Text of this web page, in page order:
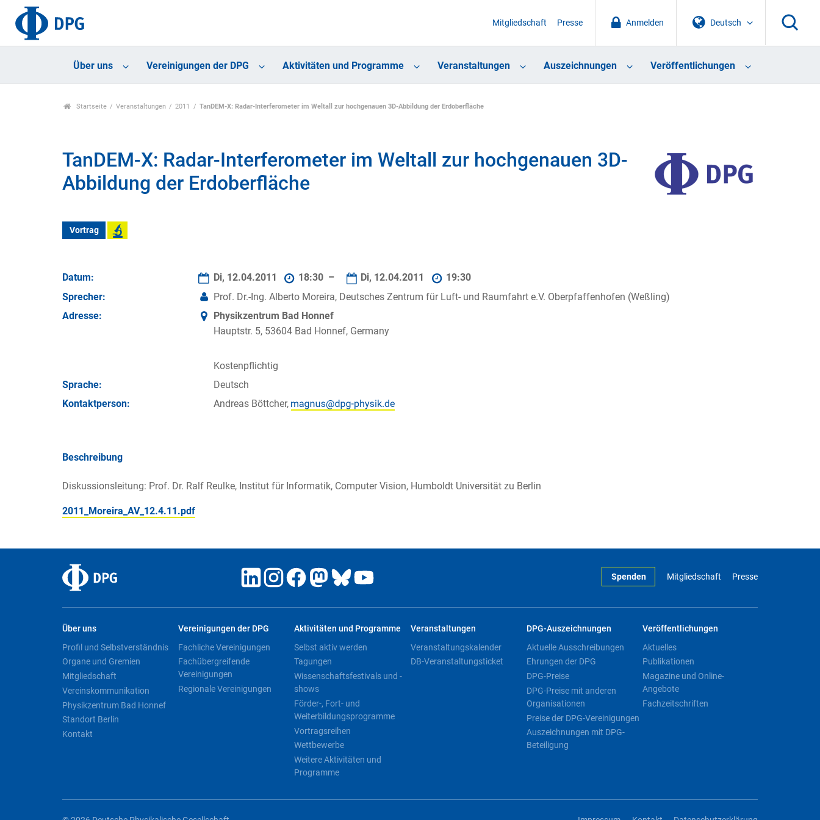
Deutsch
Anmelden
Mitgliedschaft Presse
Über uns Vereinigungen der DPG Aktivitäten und Programme Veranstaltungen Auszeichnungen Veröffentlichungen
Startseite Veranstaltungen 2011 TanDEM-X: Radar-Interferometer im Weltall zur hochgenauen 3D-Abbildung der Erdoberfläche
TanDEM-X: Radar-Interferometer im Weltall zur hochgenauen 3D-
Abbildung der Erdoberfläche
Vortrag
Datum: Di, 12.04.2011 18:30 – Di, 12.04.2011
19:30
Sprecher:
Prof. Dr.-Ing. Alberto Moreira, Deutsches Zentrum für Luft- und Raumfahrt e.V. Oberpfaffenhofen (Weßling)
Adresse:
Physikzentrum Bad Honnef
Hauptstr. 5, 53604 Bad Honnef, Germany
Kostenpflichtig
Sprache:
Deutsch
Kontakt­person:
Andreas Böttcher,
Beschreibung
Diskussionsleitung: Prof. Dr. Ralf Reulke, Institut für Informatik, Computer Vision, Humboldt Universität zu Berlin
2011_Moreira_AV_12.4.11.pdf
Spenden Mitgliedschaft Presse
Über uns
Profil und Selbstverständnis
Organe und Gremien
Mitgliedschaft
Vereinskommunikation
Physikzentrum Bad Honnef
Standort Berlin
Kontakt
Vereinigungen der DPG
Fachliche Vereinigungen
Fachübergreifende
Vereinigungen
Regionale Vereinigungen
Aktivitäten und Programme
Selbst aktiv werden
Tagungen
Wissenschaftsfestivals und -
shows
Förder-, Fort- und
Weiterbildungsprogramme
Vortragsreihen
Wettbewerbe
Weitere Aktivitäten und
Programme
Veranstaltungen
Veranstaltungskalender
DB-Veranstaltungsticket
DPG-Auszeichnungen
Aktuelle Ausschreibungen
Ehrungen der DPG
DPG-Preise
DPG-Preise mit anderen
Organisationen
Preise der DPG-Vereinigungen
Auszeichnungen mit DPG-
Beteiligung
Veröffentlichungen
Aktuelles
Publikationen
Magazine und Online-
Angebote
Fachzeitschriften